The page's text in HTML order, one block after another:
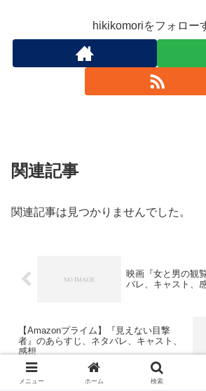
hikikomoriをフォロー
関連記事
関連記事は見つかりませんでした。
映画『女と男の観
バレ、キャスト、
【Amazonプライム】『見えない目撃
者』のあらすじ、ネタバレ、キャスト、
感想
メニュー ホーム 検索